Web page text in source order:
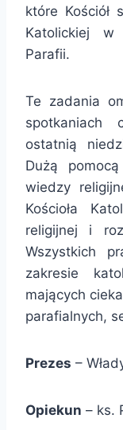
które Kościół
Katolickiej
Parafii.
Te zadania
spotkaniach
ostatnią
Dużą
wiedzy
Kościoła
religijnej i
Wszystkich
zakresie
mających
parafialnych,
Prezes –
Opiekun – ks.